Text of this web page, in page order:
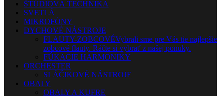
ŠTÚDIOVÁ TECHNIKA
SVETLÁ
MIKROFÓNY
DYCHOVÉ NÁSTROJE
FLAUTY-ZOBCOVÉVybrali sme pre Vás tie najlepšie
zobcové flauty. Ráčte si vybrať z našej ponuky.
FÚKACIE HARMONIKY
ORCHESTER
SLÁČIKOVÉ NÁSTROJE
OBALY
OBALY A KUFRE